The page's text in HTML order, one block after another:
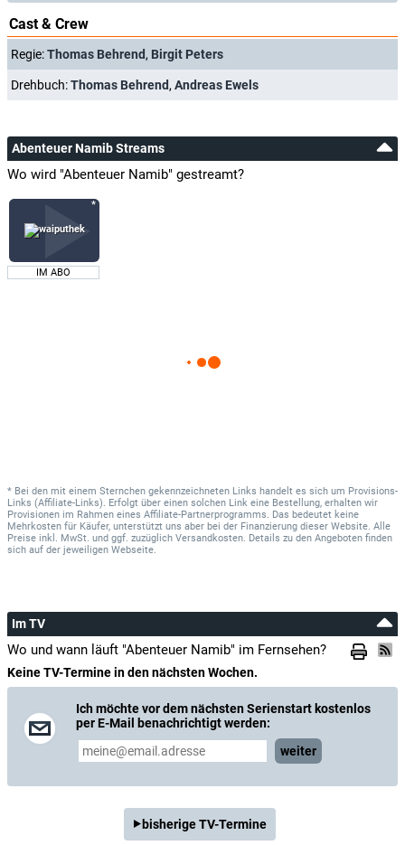
Cast & Crew
Regie:Thomas Behrend , Birgit Peters
Drehbuch:Thomas Behrend, Andreas Ewels
Abenteuer Namib Streams
Wo wird "Abenteuer Namib" gestreamt?
IM ABO
* Bei den mit einem Sternchen gekennzeichneten Links handelt es sich um Provisions-
Links (Affiliate-Links). Erfolgt über einen solchen Link eine Bestellung, erhalten wir
Provisionen im Rahmen eines Affiliate-Partnerprogramms. Das bedeutet keine
Mehrkosten für Käufer, unterstützt uns aber bei der Finanzierung dieser Website. Alle
Preise inkl. MwSt. und ggf. zuzüglich Versandkosten. Details zu den Angeboten finden
sich auf der jeweiligen Webseite.
Im TV
Wo und wann läuft "Abenteuer Namib" im Fernsehen?
Keine TV-Termine in den nächsten Wochen.
Ich möchte vor dem nächsten Serienstart kostenlos
per E-Mail benachrichtigt werden:
weiter
bisherige TV-Termine